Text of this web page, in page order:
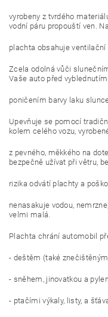
vyrobeny z tvrdého
vodní páru propouští ven.
plachta obsahuje ventilační
Zcela odolná vůči
Vaše auto před
poničením barvy laku
Upevňuje se pomocí
kolem celého vozu,
z pevného, měkkého na
bezpečně užívat při větru,
rizika odvátí plachty a
nenasakuje vodou,
velmi malá.
Plachta chrání automobil
- deštěm (také
- sněhem, jinovatkou a
- ptačími výkaly, listy, a